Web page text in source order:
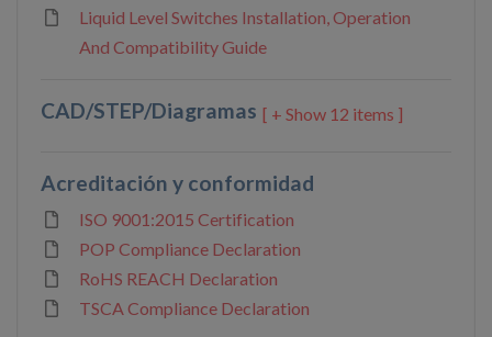
Liquid Level Switches Installation, Operation
And Compatibility Guide
CAD/STEP/Diagramas 12 items ]
Acreditación y conformidad
ISO 9001:2015 Certification
POP Compliance Declaration
RoHS REACH Declaration
TSCA Compliance Declaration